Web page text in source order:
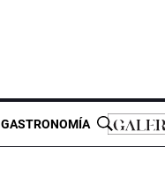
GASTRONOMÍA